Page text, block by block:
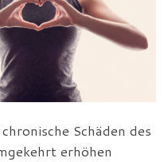
Schäden des
erhöhen